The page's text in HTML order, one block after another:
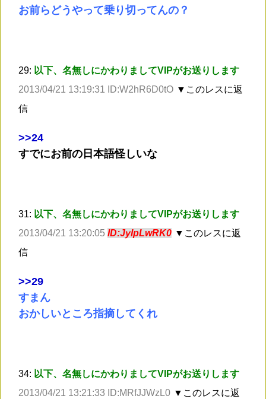
お前らどうやって乗り切ってんの？
29: 以下、名無しにかわりましてVIPがお送りします
2013/04/21 13:19:31 ID:W2hR6D0tO ▼このレスに返
信
>>24
すでにお前の日本語怪しいな
31: 以下、名無しにかわりましてVIPがお送りします
2013/04/21 13:20:05 ID:JyIpLwRK0 ▼このレスに返
信
>>29
すまん
おかしいところ指摘してくれ
34: 以下、名無しにかわりましてVIPがお送りします
2013/04/21 13:21:33 ID:MRfJJWzL0 ▼このレスに返